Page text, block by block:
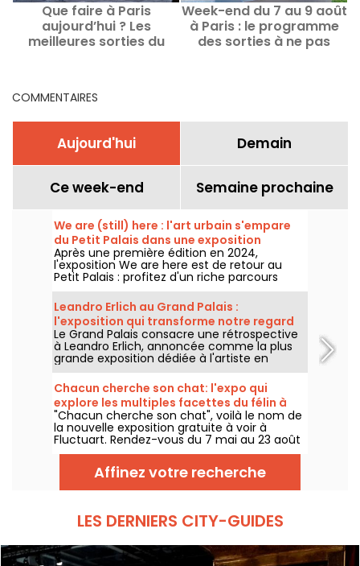
Que faire à Paris
aujourd’hui ? Les
meilleures sorties du
Week-end du 7 au 9 août
à Paris : le programme
des sorties à ne pas
COMMENTAIRES
Aujourd'hui Demain
Ce week-end Semaine prochaine
We are (still) here : l'art urbain s'empare
du Petit Palais dans une exposition
gratuite cet été
Après une première édition en 2024,
l'exposition We are here est de retour au
Petit Palais : profitez d'un riche parcours
d'art urbain en plein cœur du musée des
Beaux-Arts. L'exposition est visible
gratuitement du 20 juin au 20 septembre
2026.
Leandro Erlich au Grand Palais :
l'exposition qui transforme notre regard
sur le réel - nos photos
Le Grand Palais consacre une rétrospective
à Leandro Erlich, annoncée comme la plus
grande exposition dédiée à l'artiste en
Europe ! Rendez-vous du 2 juin au 6
septembre 2026 pour découvrir l'univers
singulier de Leandro Erlich, connu pour ses
installations qui brouillent nos repères et
notre perception dans l'espace public.
Chacun cherche son chat: l'expo qui
explore les multiples facettes du félin à
Fluctuart - nos photos
"Chacun cherche son chat", voilà le nom de
la nouvelle exposition gratuite à voir à
Fluctuart. Rendez-vous du 7 mai au 23 août
2026 pour admirer les œuvres d'une dizaine
d'artistes issus de l’art urbain. Pour
l'occasion, Madame, Kraken, Ardif ou encore
Wenna explorent les multiples facettes du
Affinez votre recherche
LES DERNIERS CITY-GUIDES